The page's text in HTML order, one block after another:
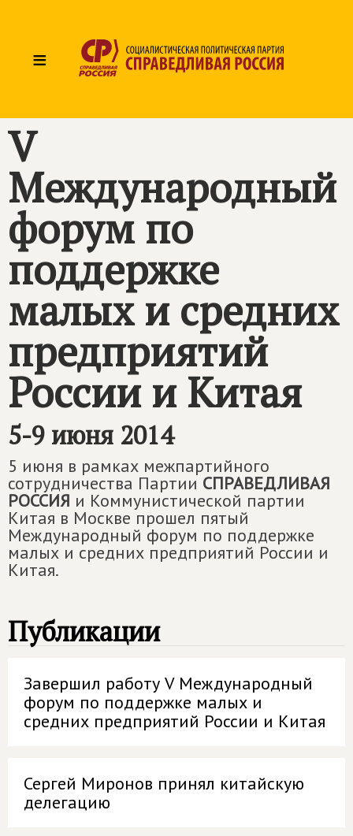
≡
V
Международный
форум по
поддержке
малых и средних
предприятий
России и Китая
5-9 июня 2014
5 июня в рамках межпартийного
сотрудничества Партии СПРАВЕДЛИВАЯ
РОССИЯ и Коммунистической партии
Китая в Москве прошел пятый
Международный форум по поддержке
малых и средних предприятий России и
Китая.
Публикации
Завершил работу V Международный
форум по поддержке малых и
средних предприятий России и Китая
Сергей Миронов принял китайскую
делегацию